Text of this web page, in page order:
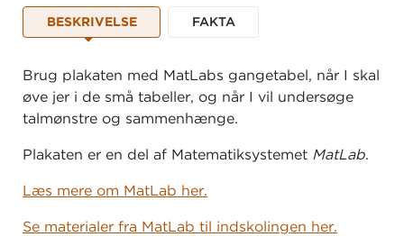
BESKRIVELSE FAKTA
Brug plakaten med MatLabs gangetabel, når I skal
øve jer i de små tabeller, og når I vil undersøge
talmønstre og sammenhænge.
Plakaten er en del af Matematiksystemet MatLab.
Læs mere om MatLab her.
Se materialer fra MatLab til indskolingen her.